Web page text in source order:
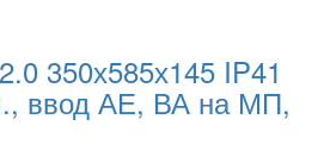
350х585х145 IP41
ввод АЕ, ВА на МП,